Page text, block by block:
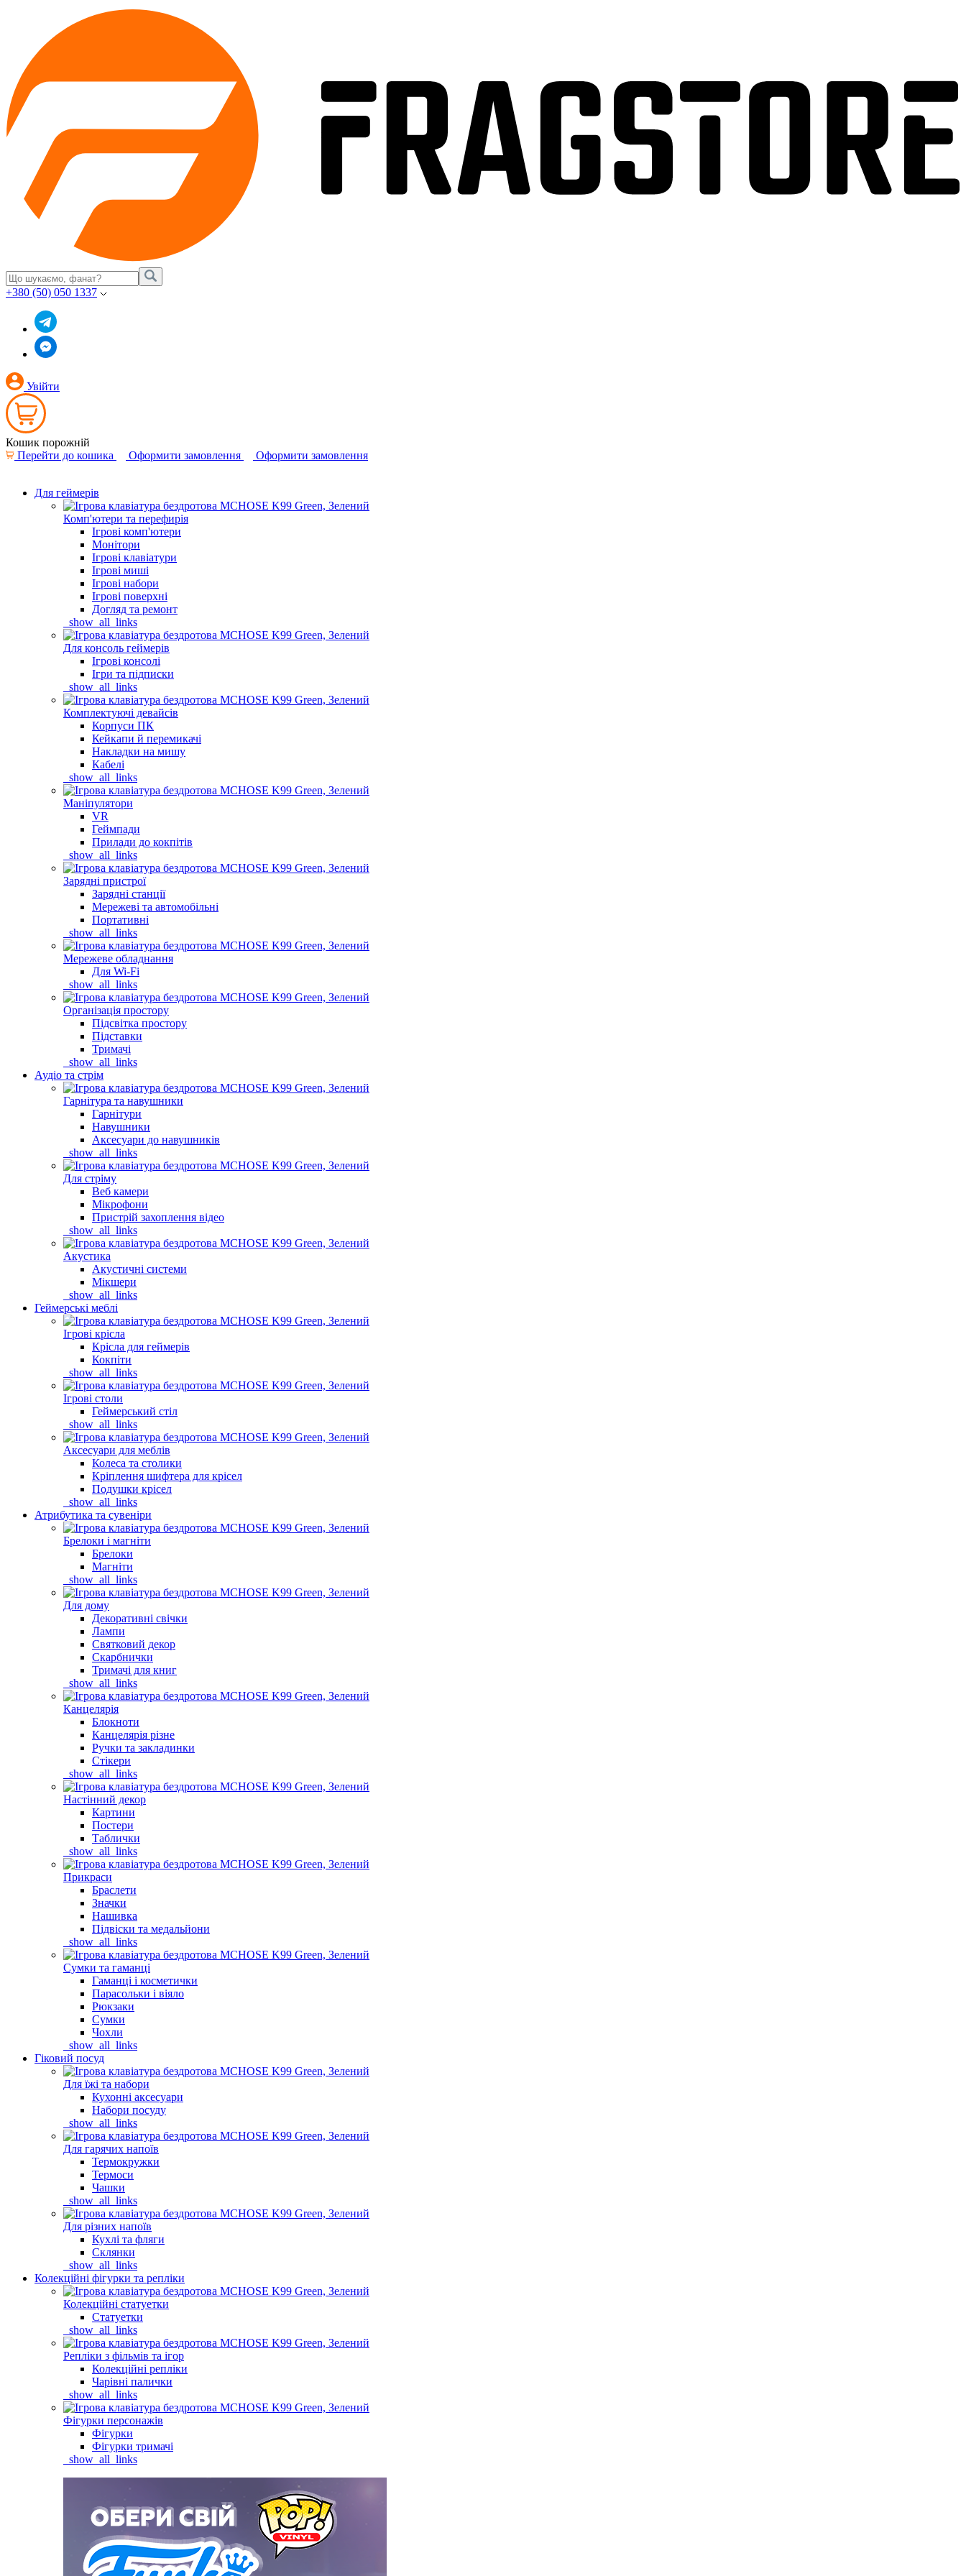
+380 (50) 050 1337
Увійти
Кошик порожній
Перейти до кошика
Оформити замовлення Оформити замовлення
Для геймерів
Комп'ютери та перефирія
Ігрові комп'ютери
Монітори
Ігрові клавіатури
Ігрові миші
Ігрові набори
Ігрові поверхні
Догляд та ремонт
_show_all_links
Для консоль геймерів
Ігрові консолі
Ігри та підписки
_show_all_links
Комплектуючі девайсів
Корпуси ПК
Кейкапи й перемикачі
Накладки на мишу
Кабелі
_show_all_links
Маніпулятори
VR
Геймпади
Прилади до кокпітів
_show_all_links
Зарядні пристрої
Зарядні станції
Мережеві та автомобільні
Портативні
_show_all_links
Мережеве обладнання
Для Wi-Fi
_show_all_links
Організація простору
Підсвітка простору
Підставки
Тримачі
_show_all_links
Аудіо та стрім
Гарнітура та навушники
Гарнітури
Навушники
Аксесуари до навушників
_show_all_links
Для стріму
Веб камери
Мікрофони
Пристрій захоплення відео
_show_all_links
Акустика
Акустичні системи
Мікшери
_show_all_links
Геймерські меблі
Ігрові крісла
Крісла для геймерів
Кокпіти
_show_all_links
Ігрові столи
Геймерський стіл
_show_all_links
Аксесуари для меблів
Колеса та столики
Кріплення шифтера для крісел
Подушки крісел
_show_all_links
Атрибутика та сувеніри
Брелоки і магніти
Брелоки
Магніти
_show_all_links
Для дому
Декоративні свічки
Лампи
Святковий декор
Скарбнички
Тримачі для книг
_show_all_links
Канцелярія
Блокноти
Канцелярія різне
Ручки та закладинки
Стікери
_show_all_links
Настінний декор
Картини
Постери
Таблички
_show_all_links
Прикраси
Браслети
Значки
Нашивка
Підвіски та медальйони
_show_all_links
Сумки та гаманці
Гаманці і косметички
Парасольки і віяло
Рюкзаки
Сумки
Чохли
_show_all_links
Гіковий посуд
Для їжі та набори
Кухонні аксесуари
Набори посуду
_show_all_links
Для гарячих напоїв
Термокружки
Термоси
Чашки
_show_all_links
Для різних напоїв
Кухлі та фляги
Склянки
_show_all_links
Колекційні фігурки та репліки
Колекційні статуетки
Статуетки
_show_all_links
Репліки з фільмів та ігор
Колекційні репліки
Чарівні палички
_show_all_links
Фігурки персонажів
Фігурки
Фігурки тримачі
_show_all_links